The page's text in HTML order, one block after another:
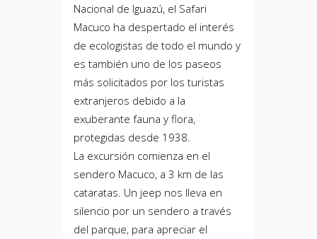
Nacional de Iguazú, el Safari
Macuco ha despertado el interés
de ecologistas de todo el mundo y
es también uno de los paseos
más solicitados por los turistas
extranjeros debido a la
exuberante fauna y flora,
protegidas desde 1938.
La excursión comienza en el
sendero Macuco, a 3 km de las
cataratas. Un jeep nos lleva en
silencio por un sendero a través
del parque, para apreciar el